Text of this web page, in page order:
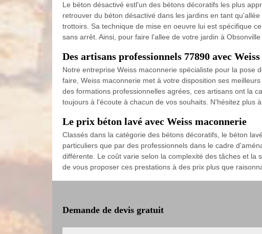
Le béton désactivé estl'un des bétons décoratifs les plus
retrouver du béton désactivé dans les jardins en tant
trottoirs. Sa technique de mise en oeuvre lui est spécifique
sans arrêt. Ainsi, pour faire l'allee de votre jardin à
Des artisans professionnels 77890 avec
Notre entreprise Weiss maconnerie spécialiste pour la pose
faire, Weiss maconnerie met à votre disposition ses
des formations professionnelles agrées, ces artisans ont la
toujours à l'écoute à chacun de vos souhaits. N'hésitez plus
Le prix béton lavé avec Weiss maconnerie
Classés dans la catégorie des bétons décoratifs, le béton
particuliers que par des professionnels dans le cadre
différente. Le coût varie selon la complexité des tâches et
de vous proposer ces prestations à des prix plus que
Demande de devis gratuit